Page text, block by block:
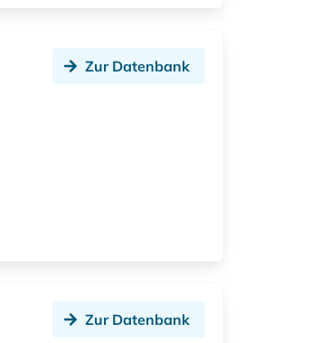
Zur Datenbank
Zur Datenbank